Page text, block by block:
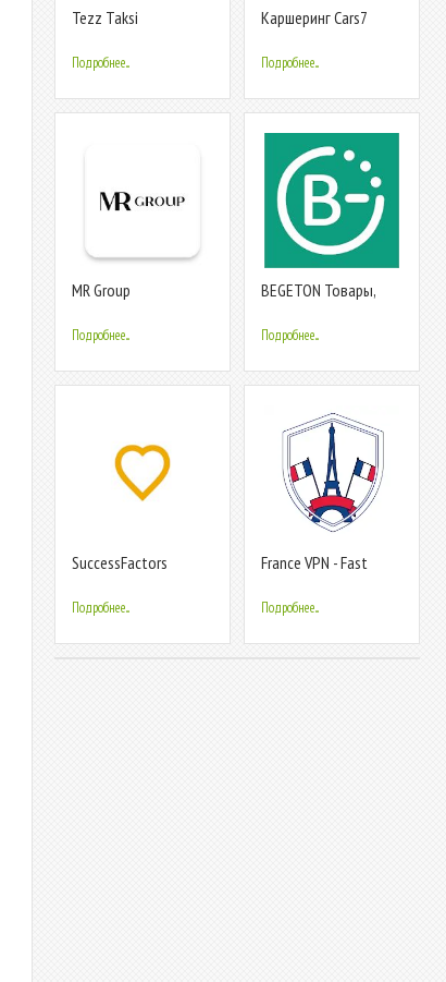
Tezz Taksi
Подробнее...
Каршеринг Cars7
Подробнее...
MR Group
Подробнее...
BEGETON Товары,
справочник, скидки
Подробнее...
SuccessFactors
Подробнее...
France VPN - Fast
Подробнее...